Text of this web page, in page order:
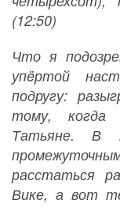
(12:50)
Что я
упëртой
подругу:
тому, когда
Татьяне. В
расстаться
Вике, а вот